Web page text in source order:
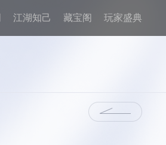
江湖知己 藏宝阁 玩家盛典